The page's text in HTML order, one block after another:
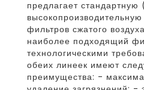
предлагает стандартную
фильтров сжатого
наиболее подходящий
технологическими
обеих линеек имеют
преимущества: -